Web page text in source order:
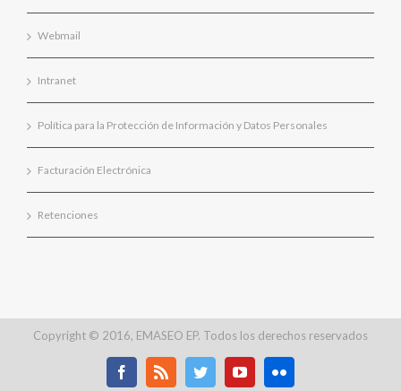
Webmail
Intranet
Política para la Protección de Información y Datos Personales
Facturación Electrónica
Retenciones
Copyright © 2016, EMASEO EP. Todos los derechos reservados
Facebook TwitterYoutubeFlickr